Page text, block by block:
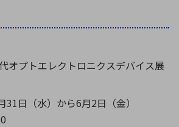
オプトエレクトロニクスデバイス展
31日（水）から6月2日（金）